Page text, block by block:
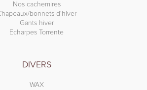
Nos cachemires
bonnets d'hiver
Gants hiver
Echarpes Torrente
DIVERS
WAX